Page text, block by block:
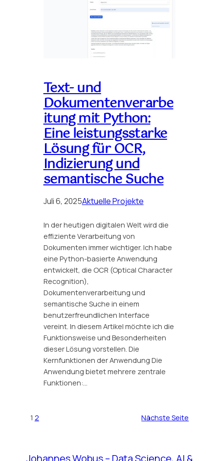
Text- und
Dokumentenverarbe
itung mit Python:
Eine leistungsstarke
Lösung für OCR,
Indizierung und
semantische Suche
Juli 6, 2025Aktuelle Projekte
In der heutigen digitalen Welt wird die
effiziente Verarbeitung von
Dokumenten immer wichtiger. Ich habe
eine Python-basierte Anwendung
entwickelt, die OCR (Optical Character
Recognition),
Dokumentenverarbeitung und
semantische Suche in einem
benutzerfreundlichen Interface
vereint. In diesem Artikel möchte ich die
Funktionsweise und Besonderheiten
dieser Lösung vorstellen. Die
Kernfunktionen der Anwendung Die
Anwendung bietet mehrere zentrale
Funktionen:…
1 2 Nächste Seite
Johannes Wobus – Data Science, AI &